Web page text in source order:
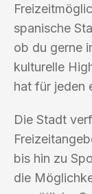
spanische
ob du gerne
kulturelle
hat für jeden
Die Stadt
bis hin zu
die